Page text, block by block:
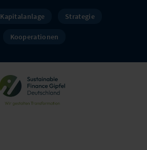
Kapitalanlage Strategie
Kooperationen